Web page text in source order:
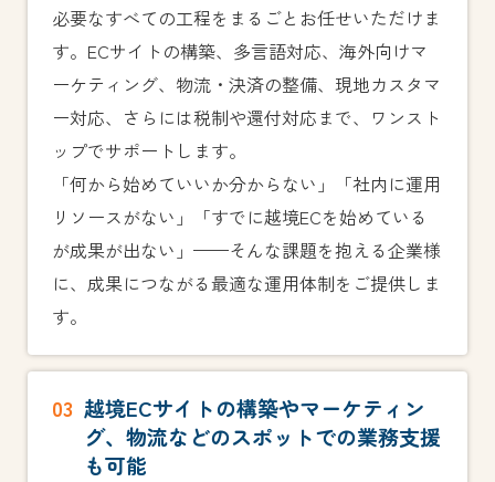
必要なすべての工程をまるごとお任せいただけま
す。ECサイトの構築、多言語対応、海外向けマ
ーケティング、物流・決済の整備、現地カスタマ
ー対応、さらには税制や還付対応まで、ワンスト
ップでサポートします。
「何から始めていいか分からない」「社内に運用
リソースがない」「すでに越境ECを始めている
が成果が出ない」——そんな課題を抱える企業様
に、成果につながる最適な運用体制をご提供しま
す。
03 越境ECサイトの構築やマーケティン
グ、 物流などのスポットでの業務支援
も可能